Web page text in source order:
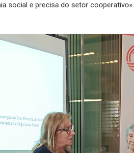
social e precisa do setor cooperativo».